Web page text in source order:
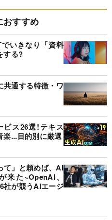
おすすめ
いきなり「資料
する?
共通する特徴・ワ
ビス26選!テキス
楽...目的別に厳選
て」と頼めば、AI
来た~OpenAI、
社が競うAIエージ